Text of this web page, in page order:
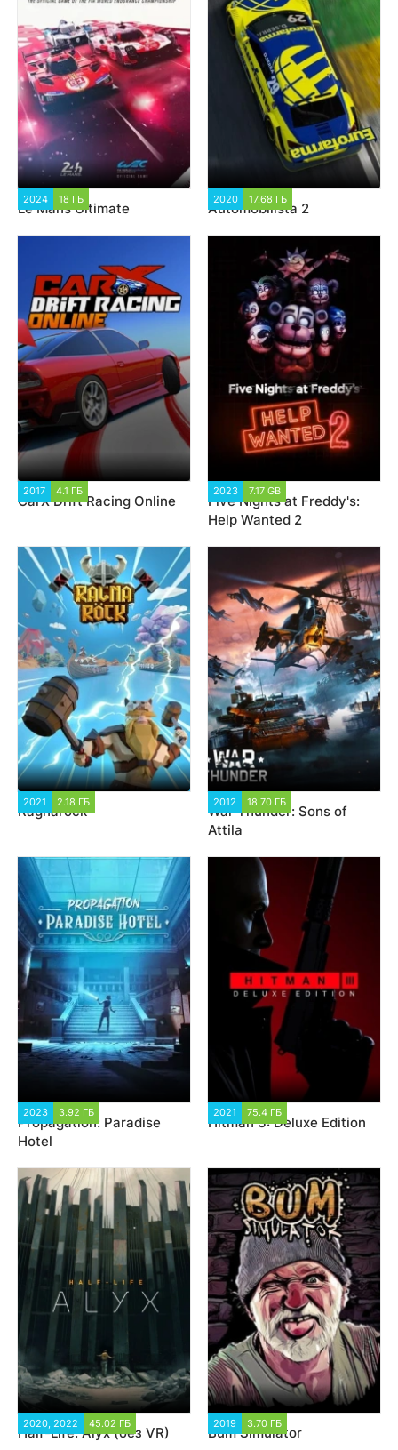
2024 18 ГБ
Le Mans Ultimate
2020 17.68 ГБ
Automobilista 2
2017 4.1 ГБ
CarX Drift Racing Online
2023 7.17 GB
Five Nights at Freddy's:
Help Wanted 2
2021 2.18 ГБ
Ragnarock
2012 18.70 ГБ
War Thunder: Sons of
Attila
2023 3.92 ГБ
Propagation: Paradise
Hotel
2021 75.4 ГБ
Hitman 3: Deluxe Edition
2020, 2022 45.02 ГБ
Half-Life: Alyx (без VR)
2019 3.70 ГБ
Bum Simulator